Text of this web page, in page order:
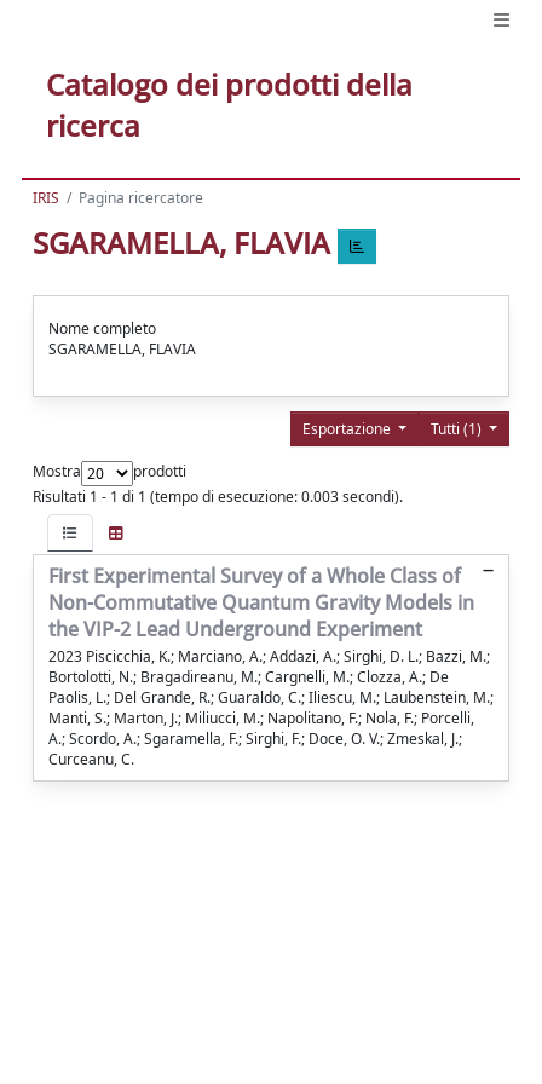
Catalogo dei prodotti della
ricerca
IRIS Pagina ricercatore
SGARAMELLA, FLAVIA
Nome completo
SGARAMELLA, FLAVIA
Tutti (1)
Esportazione
Mostra
prodotti
Risultati 1 - 1 di 1 (tempo di esecuzione: 0.003 secondi).
First Experimental Survey of a Whole Class of
Non-Commutative Quantum Gravity Models in
the VIP-2 Lead Underground Experiment
2023 Piscicchia, K.; Marciano, A.; Addazi, A.; Sirghi, D. L.; Bazzi, M.;
Bortolotti, N.; Bragadireanu, M.; Cargnelli, M.; Clozza, A.; De
Paolis, L.; Del Grande, R.; Guaraldo, C.; Iliescu, M.; Laubenstein, M.;
Manti, S.; Marton, J.; Miliucci, M.; Napolitano, F.; Nola, F.; Porcelli,
A.; Scordo, A.; Sgaramella, F.; Sirghi, F.; Doce, O. V.; Zmeskal, J.;
Curceanu, C.